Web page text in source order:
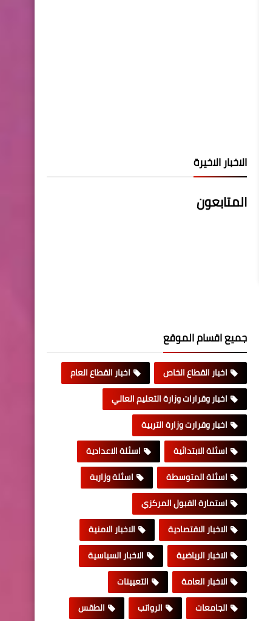
الاخبار الاخيرة
المتابعون
جميع اقسام الموقع
اخبار القطاع الخاص
اخبار القطاع العام
اخبار وقرارات وزارة التعليم العالي
اخبار وقرارت وزارة التربية
اسئلة الابتدائية
اسئلة الاعدادية
اسئلة المتوسطة
اسئلة وزارية
استمارة القبول المركزي
الاخبار الاقتصادية
الاخبار الامنية
الاخبار الرياضية
الاخبار السياسية
الاخبار العامة
التعيينات
الجامعات
الرواتب الطقس